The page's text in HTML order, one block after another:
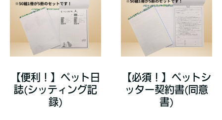
【便利！】ペット日
誌(シッティング記
録)
【必須！】ペットシ
ッター契約書(同意
書)